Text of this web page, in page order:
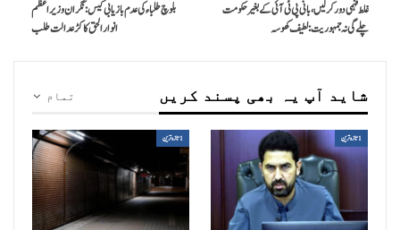
غلط فہمی دورکرلیں، بانی پی ٹی آئی کے بغیر حکومت
چلے گی نہ جمہوریت : لطیف کھوسہ
بلوچ طلباء کی عدم بازیابی کیس: نگران وزیراعظم
انوار الحق کاکڑ عدالت طلب
تمام شاید آپ یہ بھی پسند کریں
1تازہ ترین 1تازہ ترین